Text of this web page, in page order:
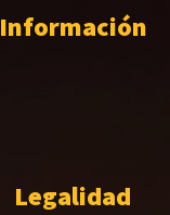
Información
Legalidad